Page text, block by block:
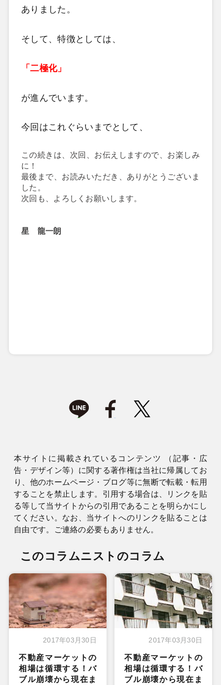
ありました。
そして、特徴としては、
「二極化」
が進んでいます。
今回はこれぐらいまでとして、
この続きは、次回、お伝えしますので、お楽しみ
に！
最後まで、お読みいただき、ありがとうございま
した。
次回も、よろしくお願いします。
星 龍一朗
本サイトに掲載されているコンテンツ （記事・広
告・デザイン等）に関する著作権は当社に帰属してお
り、他のホームページ・ブログ等に無断で転載・転用
することを禁止します。引用する場合は、リンクを貼
る等して当サイトからの引用であることを明らかにし
てください。なお、当サイトへのリンクを貼ることは
自由です。ご連絡の必要もありません。
このコラムニストのコラム
2017年03月30日
不動産マーケットの
相場は循環する！バ
ブル崩壊から現在ま
2017年03月30日
不動産マーケットの
相場は循環する！バ
ブル崩壊から現在ま